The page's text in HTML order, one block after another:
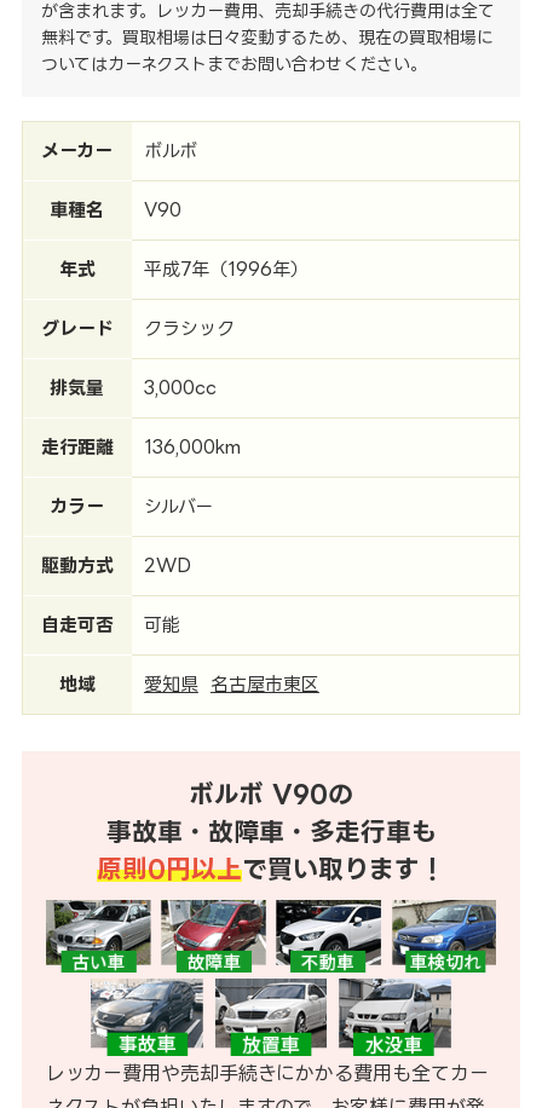
が含まれます。レッカー費用、売却手続きの代行費用は全て
無料です。買取相場は日々変動するため、現在の買取相場に
ついてはカーネクストまでお問い合わせください。
メーカー ボルボ
車種名 V90
年式 平成7年（1996年）
グレード クラシック
排気量 3,000cc
走行距離 136,000km
カラー シルバー
駆動方式 2WD
自走可否 可能
地域 愛知県 名古屋市東区
ボルボ V90の
事故車・故障車・多走行車も
原則0円以上で買い取ります！
レッカー費用や売却手続きにかかる費用も全てカー